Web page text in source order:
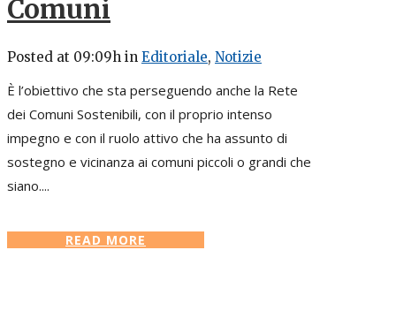
Comuni
Posted at 09:09h in Editoriale, Notizie
È l’obiettivo che sta perseguendo anche la Rete
dei Comuni Sostenibili, con il proprio intenso
impegno e con il ruolo attivo che ha assunto di
sostegno e vicinanza ai comuni piccoli o grandi che
siano....
READ MORE